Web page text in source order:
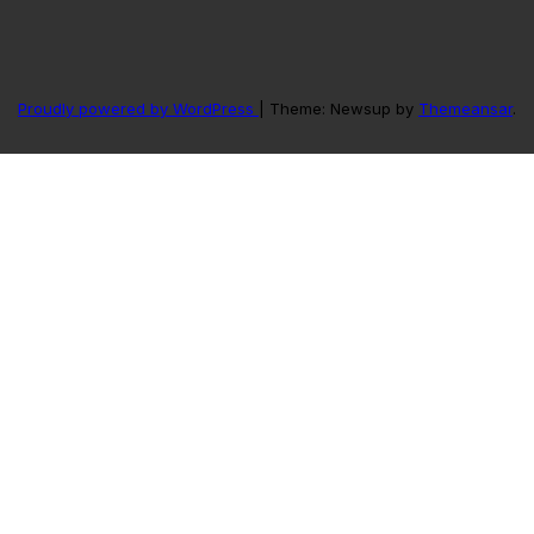
Proudly powered by WordPress Theme: Newsup by Themeansar.